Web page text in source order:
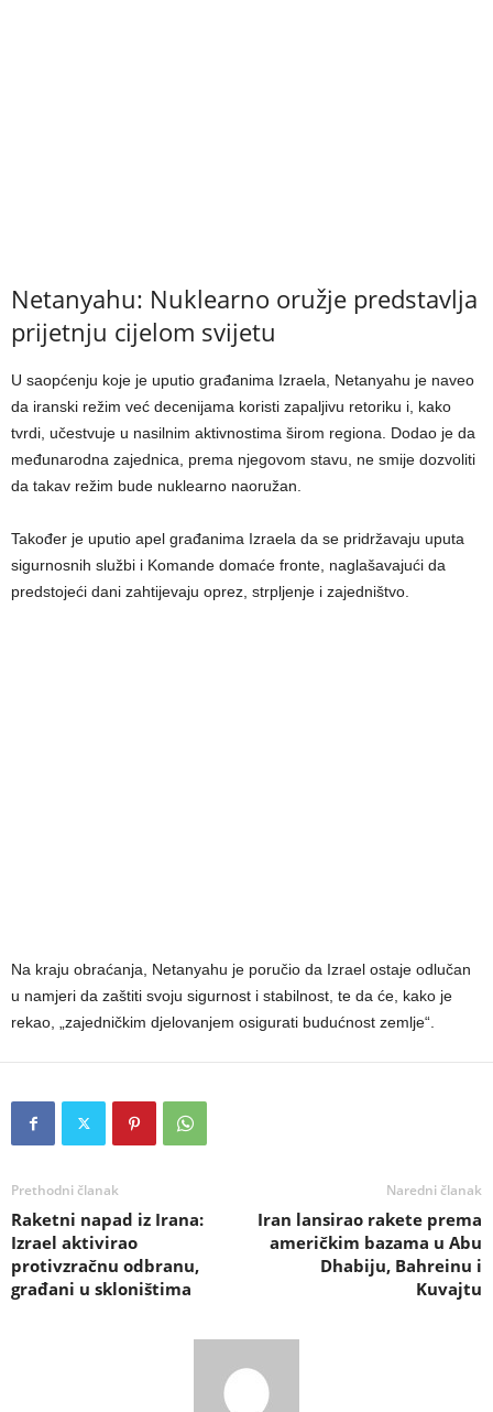
Netanyahu: Nuklearno oružje predstavlja
prijetnju cijelom svijetu
U saopćenju koje je uputio građanima Izraela, Netanyahu je naveo
da iranski režim već decenijama koristi zapaljivu retoriku i, kako
tvrdi, učestvuje u nasilnim aktivnostima širom regiona. Dodao je da
međunarodna zajednica, prema njegovom stavu, ne smije dozvoliti
da takav režim bude nuklearno naoružan.
Također je uputio apel građanima Izraela da se pridržavaju uputa
sigurnosnih službi i Komande domaće fronte, naglašavajući da
predstojeći dani zahtijevaju oprez, strpljenje i zajedništvo.
Na kraju obraćanja, Netanyahu je poručio da Izrael ostaje odlučan
u namjeri da zaštiti svoju sigurnost i stabilnost, te da će, kako je
rekao, „zajedničkim djelovanjem osigurati budućnost zemlje“.
Prethodni članak
Raketni napad iz Irana:
Izrael aktivirao
protivzračnu odbranu,
građani u skloništima
Naredni članak
Iran lansirao rakete prema
američkim bazama u Abu
Dhabiju, Bahreinu i
Kuvajtu